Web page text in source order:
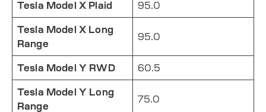
Tesla Model X Plaid 95.0
Tesla Model X Long
Range
95.0
Tesla Model Y RWD 60.5
Tesla Model Y Long
Range
75.0